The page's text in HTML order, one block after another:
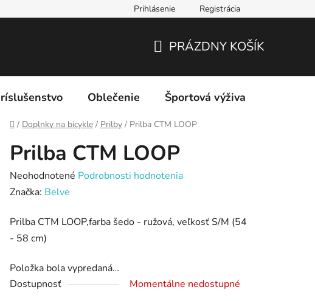
Prihlásenie Registrácia
KOŠÍK
PRÁZDNY KOŠÍK
Oblečenie Športová výživa
Domov
/ Doplnky na bicykle / Prilby / Prilba CTM LOOP
Prilba CTM LOOP
Priemerné
hodnotenie
je
0,0
5
hviezdičiek.
Neohodnotené Podrobnosti hodnotenia
Značka: Belve
Prilba CTM LOOP,farba šedo - ružová, veľkosť S/M (54
- 58 cm)
Položka bola vypredaná…
Dostupnosť
Momentálne nedostupné